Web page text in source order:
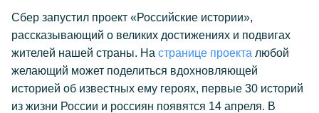
Сбер запустил проект «Российские истории»,
рассказывающий о великих достижениях и подвигах
жителей нашей страны. На странице проекта любой
желающий может поделиться вдохновляющей
историей об известных ему героях, первые 30 историй
из жизни России и россиян появятся 14 апреля. В